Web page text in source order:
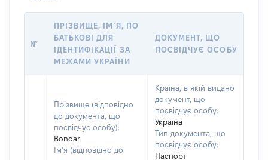
№
ПРІЗВИЩЕ, ІМ’Я, ПО
БАТЬКОВІ ДЛЯ
ІДЕНТИФІКАЦІЇ ЗА
МЕЖАМИ УКРАЇНИ
ДОКУМЕНТ, ЩО
ПОСВІДЧУЄ ОСОБУ
Прізвище (відповідно
до документа, що
посвідчує особу):
Bondar
Ім’я (відповідно до
Країна, в якій видано
документ, що
посвідчує особу:
Україна
Тип документа, що
посвідчує особу:
Паспорт